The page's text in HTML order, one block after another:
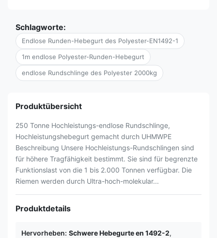
Schlagworte:
Endlose Runden-Hebegurt des Polyester-EN1492-1
1m endlose Polyester-Runden-Hebegurt
endlose Rundschlinge des Polyester 2000kg
Produktübersicht
250 Tonne Hochleistungs-endlose Rundschlinge,
Hochleistungshebegurt gemacht durch UHMWPE
Beschreibung Unsere Hochleistungs-Rundschlingen sind
für höhere Tragfähigkeit bestimmt. Sie sind für begrenzte
Funktionslast von die 1 bis 2.000 Tonnen verfügbar. Die
Riemen werden durch Ultra-hoch-molekular...
Produktdetails
Hervorheben: Schwere Hebegurte en 1492-2,